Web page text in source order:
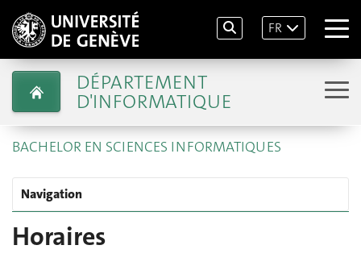
FR
DÉPARTEMENT
D'INFORMATIQUE
BACHELOR EN SCIENCES INFORMATIQUES
Navigation
Horaires